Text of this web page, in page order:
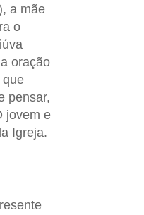
a mãe
o
oração
que
pensar,
jovem e
Igreja.